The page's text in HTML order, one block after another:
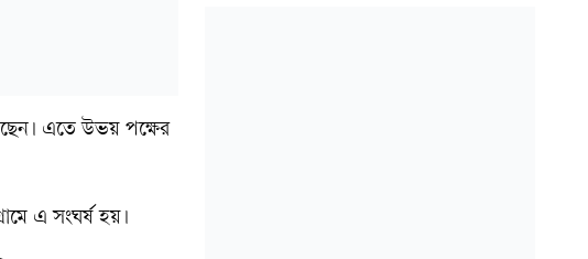
এতে উভয় পক্ষের
এ সংঘর্ষ হয়।